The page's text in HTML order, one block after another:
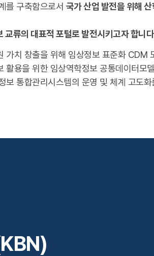
를 구축함으로서 국가 산업 발전을 위해 산
교류의 대표적 포털로 발전시키고자 합니
가치 창출을 위해 임상정보 표준화 CDM
활용을 위한 임상역학정보 공통데이터모
보 통합관리시스템의 운영 및 체계 고도